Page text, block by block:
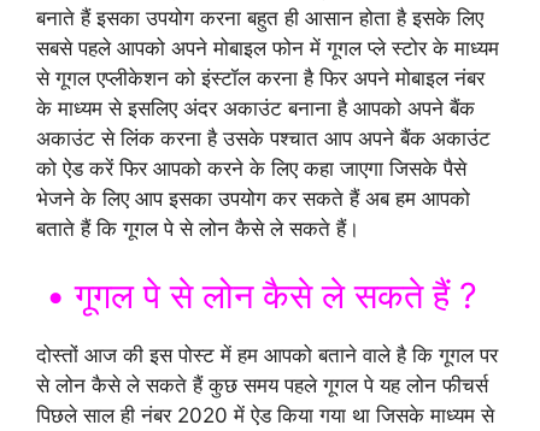
बनाते हैं इसका उपयोग करना बहुत ही आसान होता है इसके लिए
सबसे पहले आपको अपने मोबाइल फोन में गूगल प्ले स्टोर के माध्यम
से गूगल एप्लीकेशन को इंस्टॉल करना है फिर अपने मोबाइल नंबर
के माध्यम से इसलिए अंदर अकाउंट बनाना है आपको अपने बैंक
अकाउंट से लिंक करना है उसके पश्चात आप अपने बैंक अकाउंट
को ऐड करें फिर आपको करने के लिए कहा जाएगा जिसके पैसे
भेजने के लिए आप इसका उपयोग कर सकते हैं अब हम आपको
बताते हैं कि गूगल पे से लोन कैसे ले सकते हैं।
• गूगल पे से लोन कैसे ले सकते हैं ?
दोस्तों आज की इस पोस्ट में हम आपको बताने वाले है कि गूगल पर
से लोन कैसे ले सकते हैं कुछ समय पहले गूगल पे यह लोन फीचर्स
पिछले साल ही नंबर 2020 में ऐड किया गया था जिसके माध्यम से